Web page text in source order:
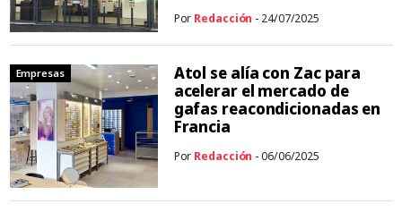
Por Redacción - 24/07/2025
Empresas
Atol se alía con Zac para
acelerar el mercado de
gafas reacondicionadas en
Francia
Por Redacción - 06/06/2025